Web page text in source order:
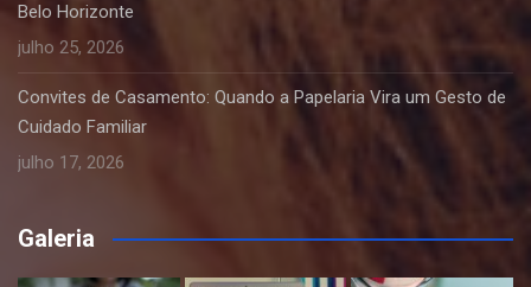
Belo Horizonte
julho 25, 2026
Convites de Casamento: Quando a Papelaria Vira um Gesto de
Cuidado Familiar
julho 17, 2026
Galeria